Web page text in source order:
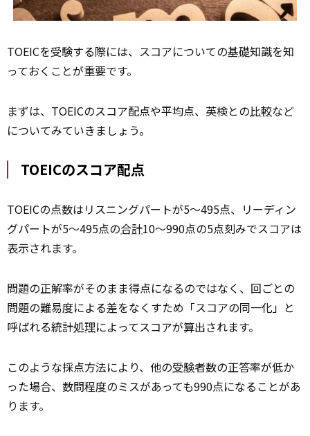
TOEICを受験する際には、スコアについての基礎知識を知
っておくことが重要です。
まずは、TOEICのスコア配点や平均点、英検との比較など
についてみていきましょう。
TOEICのスコア配点
TOEICの点数はリスニングパートが5〜495点、リーディン
グパートが5〜495点の合計10〜990点の5点刻みでスコアは
表示されます。
問題の正解率がそのまま得点になるのではなく、回ごとの
問題の難易度による差をなくすため「スコアの同一化」と
呼ばれる統計処理によってスコアが算出されます。
このような採点方法により、他の受験者数の正答率が低か
った場合、数問程度のミスがあっても990点になることがあ
ります。